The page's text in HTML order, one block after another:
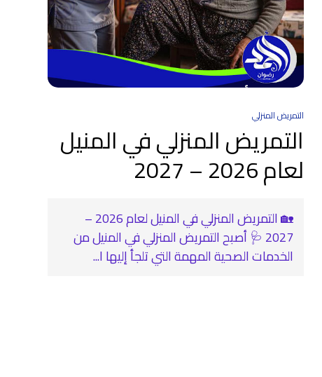
التمريض المنزلي
التمريض المنزلي في المنيل
لعام 2026 – 2027
🏡 التمريض المنزلي في المنيل لعام 2026 –
2027 🩺 أصبح التمريض المنزلي في المنيل من
الخدمات الصحية المهمة التي تلجأ إليها ا...